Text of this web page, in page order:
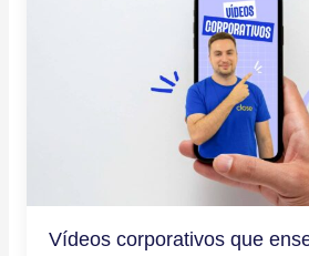
Vídeos corporativos que